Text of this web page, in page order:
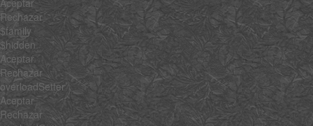
Aceptar
Rechazar
$family
$hidden
Aceptar
Rechazar
overloadSetter
Aceptar
Rechazar